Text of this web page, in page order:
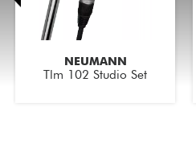
NEUMANN
Tlm 102 Studio Set